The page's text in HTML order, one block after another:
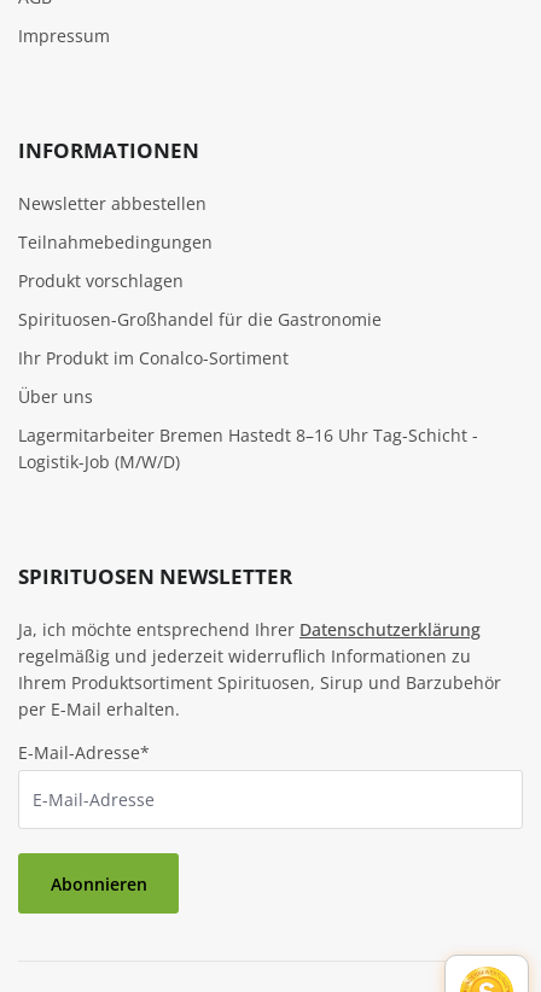
Impressum
INFORMATIONEN
Newsletter abbestellen
Teilnahmebedingungen
Produkt vorschlagen
Spirituosen-Großhandel für die Gastronomie
Ihr Produkt im Conalco-Sortiment
Über uns
Lagermitarbeiter Bremen Hastedt 8–16 Uhr Tag-Schicht -
Logistik-Job (M/W/D)
SPIRITUOSEN NEWSLETTER
Ja, ich möchte entsprechend Ihrer Datenschutzerklärung
regelmäßig und jederzeit widerruflich Informationen zu
Ihrem Produktsortiment Spirituosen, Sirup und Barzubehör
per E-Mail erhalten.
E-Mail-Adresse*
Abonnieren